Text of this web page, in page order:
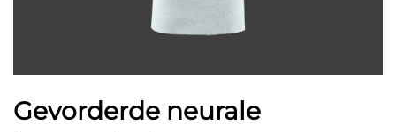
Gevorderde neurale